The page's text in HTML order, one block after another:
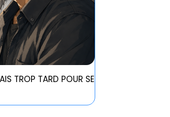
TROP TARD POUR SE